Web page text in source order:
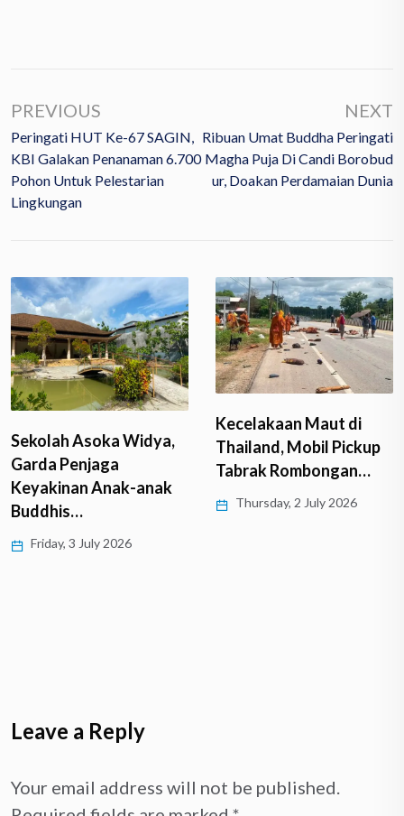
PREVIOUS
Peringati HUT Ke-67 SAGIN,
KBI Galakan Penanaman 6.700
Pohon Untuk Pelestarian
Lingkungan
NEXT
Ribuan Umat Buddha Peringati
Magha Puja Di Candi Borobud
Ur, Doakan Perdamaian Dunia
Sekolah Asoka Widya,
Garda Penjaga
Keyakinan Anak-anak
Buddhis…
Friday, 3 July 2026
Kecelakaan Maut di
Thailand, Mobil Pickup
Tabrak Rombongan…
Thursday, 2 July 2026
Leave a Reply
Your email address will not be published.